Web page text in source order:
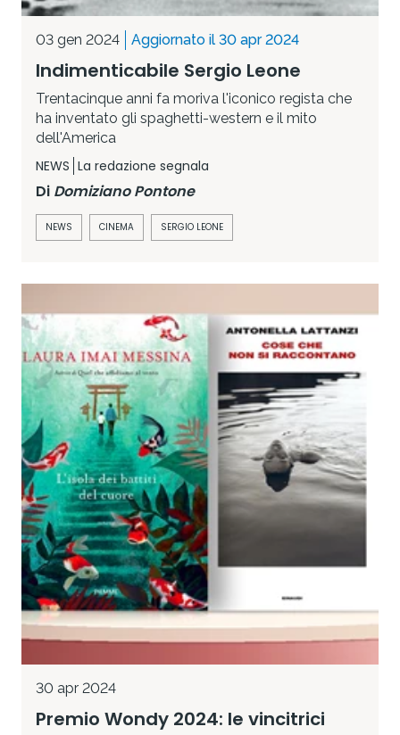
03 gen 2024 Aggiornato il 30 apr 2024
Indimenticabile Sergio Leone
Trentacinque anni fa moriva l'iconico regista che
ha inventato gli spaghetti-western e il mito
dell'America
NEWS La redazione segnala
Di Domiziano Pontone
NEWS CINEMA SERGIO LEONE
30 apr 2024
Premio Wondy 2024: le vincitrici